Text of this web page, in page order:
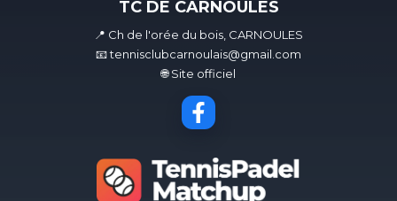
TC DE CARNOULES
📍 Ch de l'orée du bois, CARNOULES
📧 tennisclubcarnoulais@gmail.com
🌐 Site officiel